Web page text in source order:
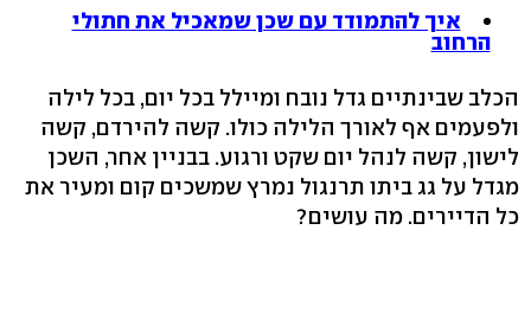
איך להתמודד עם שכן שמאכיל את חתולי
הרחוב
הכלב שבינתיים גדל נובח ומיילל בכל יום, בכל לילה
ולפעמים אף לאורך הלילה כולו. קשה להירדם, קשה
לישון, קשה לנהל יום שקט ורגוע. בבניין אחר, השכן
מגדל על גג ביתו תרנגול נמרץ שמשכים קום ומעיר את
כל הדיירים. מה עושים?